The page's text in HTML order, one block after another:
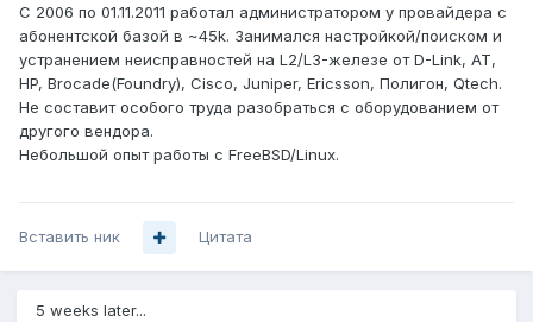
С 2006 по 01.11.2011 работал администратором у провайдера с
абонентской базой в ~45k. Занимался настройкой/поиском и
устранением неисправностей на L2/L3-железе от D-Link, AT,
HP, Brocade(Foundry), Cisco, Juniper, Ericsson, Полигон, Qtech.
Не составит особого труда разобраться с оборудованием от
другого вендора.
Небольшой опыт работы с FreeBSD/Linux.
Вставить ник Цитата
5 weeks later...